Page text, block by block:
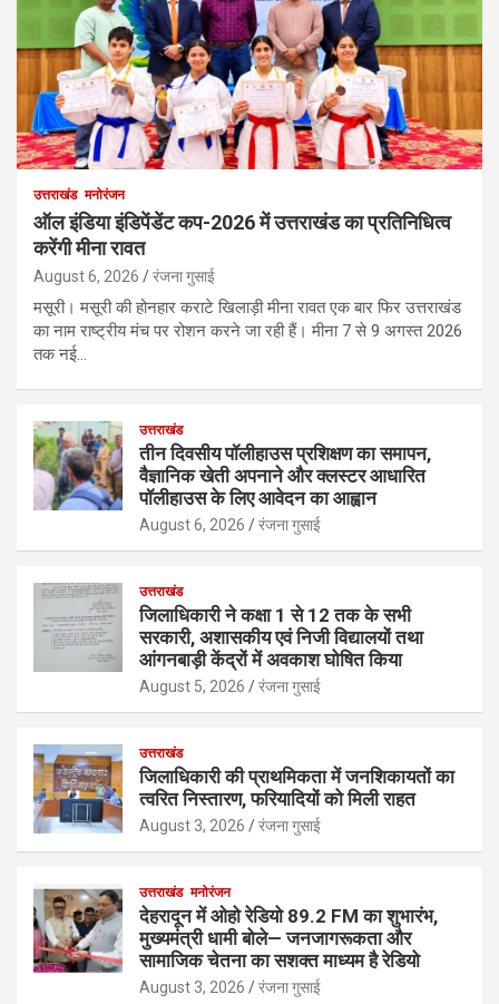
उत्तराखंड मनोरंजन
ऑल इंडिया इंडिपेंडेंट कप-2026 में उत्तराखंड का प्रतिनिधित्व
करेंगी मीना रावत
August 6, 2026 रंजना गुसाई
मसूरी। मसूरी की होनहार कराटे खिलाड़ी मीना रावत एक बार फिर उत्तराखंड
का नाम राष्ट्रीय मंच पर रोशन करने जा रही हैं। मीना 7 से 9 अगस्त 2026
तक नई…
उत्तराखंड
तीन दिवसीय पॉलीहाउस प्रशिक्षण का समापन,
वैज्ञानिक खेती अपनाने और क्लस्टर आधारित
पॉलीहाउस के लिए आवेदन का आह्वान
August 6, 2026 रंजना गुसाई
उत्तराखंड
जिलाधिकारी ने कक्षा 1 से 12 तक के सभी
सरकारी, अशासकीय एवं निजी विद्यालयों तथा
आंगनबाड़ी केंद्रों में अवकाश घोषित किया
August 5, 2026 रंजना गुसाई
उत्तराखंड
जिलाधिकारी की प्राथमिकता में जनशिकायतों का
त्वरित निस्तारण, फरियादियों को मिली राहत
August 3, 2026 रंजना गुसाई
उत्तराखंड मनोरंजन
देहरादून में ओहो रेडियो 89.2 FM का शुभारंभ,
मुख्यमंत्री धामी बोले— जनजागरूकता और
सामाजिक चेतना का सशक्त माध्यम है रेडियो
August 3, 2026 रंजना गुसाई